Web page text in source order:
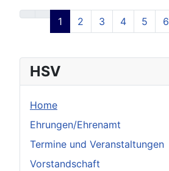
1 2 3 4 5 6
HSV
Home
Ehrungen/Ehrenamt
Termine und Veranstaltungen
Vorstandschaft